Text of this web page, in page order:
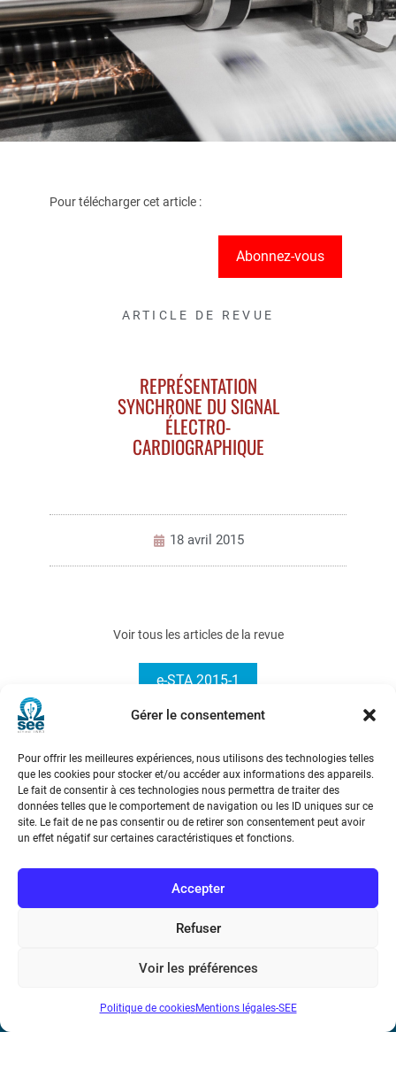
Gérer le consentement
Pour offrir les meilleures expériences, nous utilisons des technologies telles
que les cookies pour stocker et/ou accéder aux informations des appareils.
Le fait de consentir à ces technologies nous permettra de traiter des
données telles que le comportement de navigation ou les ID uniques sur ce
site. Le fait de ne pas consentir ou de retirer son consentement peut avoir
un effet négatif sur certaines caractéristiques et fonctions.
Accepter
Refuser
Voir les préférences
Politique de cookiesMentions légales-SEE
Pour télécharger cet article :
Abonnez-vous
ARTICLE DE REVUE
REPRÉSENTATION
SYNCHRONE DU SIGNAL
ÉLECTRO-
CARDIOGRAPHIQUE
18 avril 2015
Voir tous les articles de la revue
e-STA 2015-1
Société de l’Electricité, de l’Electronique et des Technologies
75116 Paris
Téléphone : (+33) 1 56 90 37 17
N° de SIREN : 785 393 232, Code APE : 9412Z TVA intra-